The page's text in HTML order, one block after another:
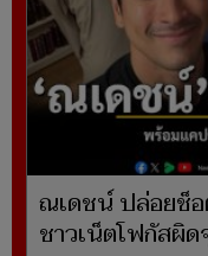
ณเดชน์ ปล่อยช็
ชาวเน็ตโฟกัสผิด